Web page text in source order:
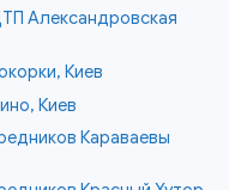
Александровская
Киев
Киев
Караваевы